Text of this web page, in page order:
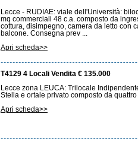
Lecce - RUDIAE: viale dell'Università:
mq commerciali 48 c.a. composto da
cottura, disimpegno, camera da letto con
balcone. Consegna prev ...
Apri scheda>>
T4129 4 Locali Vendita € 135.000
Lecce zona LEUCA: Trilocale
Stella e ortale privato composto da
Apri scheda>>